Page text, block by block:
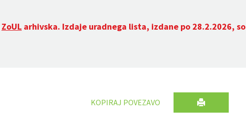
ZoUL arhivska. Izdaje uradnega lista, izdane po 28.2.2026, so
KOPIRAJ POVEZAVO